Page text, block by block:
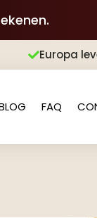
Europa
FAQ